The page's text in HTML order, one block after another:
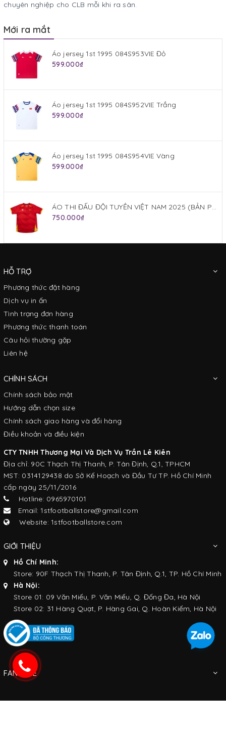
chuyên nghiệp cho CLB mỗi khi ra sân.
Mới ra mắt
Áo jersey 1st 1995 084S953VIE Đỏ
599.000₫
Áo jersey 1st 1995 084S952VIE Trắng
599.000₫
Áo jersey 1st 1995 084S954VIE Vàng
599.000₫
ÁO THI ĐẤU ĐỘI TUYỂN VIỆT NAM 2025 (BẢN PLAYER) JOGARBOLA SÂN NHÀ MÀU ĐỎ
750.000₫
HỖ TRỢ
Phương thức đặt hàng
Dịch vụ in ấn
Tình trạng đơn hàng
Phương thức thanh toán
Câu hỏi thường gặp
Liên hệ
CHÍNH SÁCH
Chính sách bảo mật
Hướng dẫn chọn size
Chính sách giao hàng và đổi hàng
Điều khoản và điều kiện
CTY TNHH Thương Mại Và Dịch Vụ Trần Lê Kiên
Địa chỉ: 90C Thạch Thị Thanh, P. Tân Định, Q.1, TPHCM
MST: 0314129438 do Sở Kế Hoạch và Đầu Tư TP. Hồ Chí Minh
cấp ngày 25/11/2016
Hotline: 0965970101
Email: 1stfootballstore@gmail.com
Website: 1stfootballstore.com
GIỚI THIỆU
Hồ Chí Minh:
Store: 90F Thạch Thị Thanh, P. Tân Định, Q.1, TP. Hồ Chí Minh
Hà Nội:
Store 01: 09 Văn Miếu, P. Văn Miếu, Q. Đống Đa, Hà Nội
Store 02: 31 Hàng Quạt, P. Hàng Gai, Q. Hoàn Kiếm, Hà Nội
FANPAGE